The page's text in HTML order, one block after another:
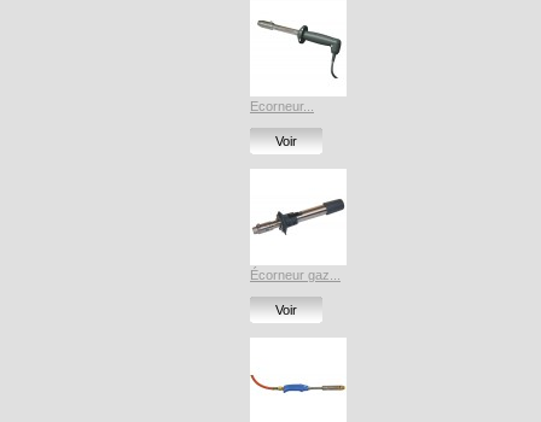
Ecorneur...
Voir
Écorneur gaz...
Voir